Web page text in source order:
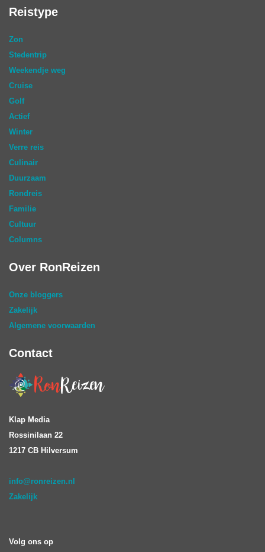
Reistype
Zon
Stedentrip
Weekendje weg
Cruise
Golf
Actief
Winter
Verre reis
Culinair
Duurzaam
Rondreis
Familie
Cultuur
Columns
Over RonReizen
Onze bloggers
Zakelijk
Algemene voorwaarden
Contact
Klap Media
Rossinilaan 22
1217 CB Hilversum
info@ronreizen.nl
Zakelijk
Volg ons op